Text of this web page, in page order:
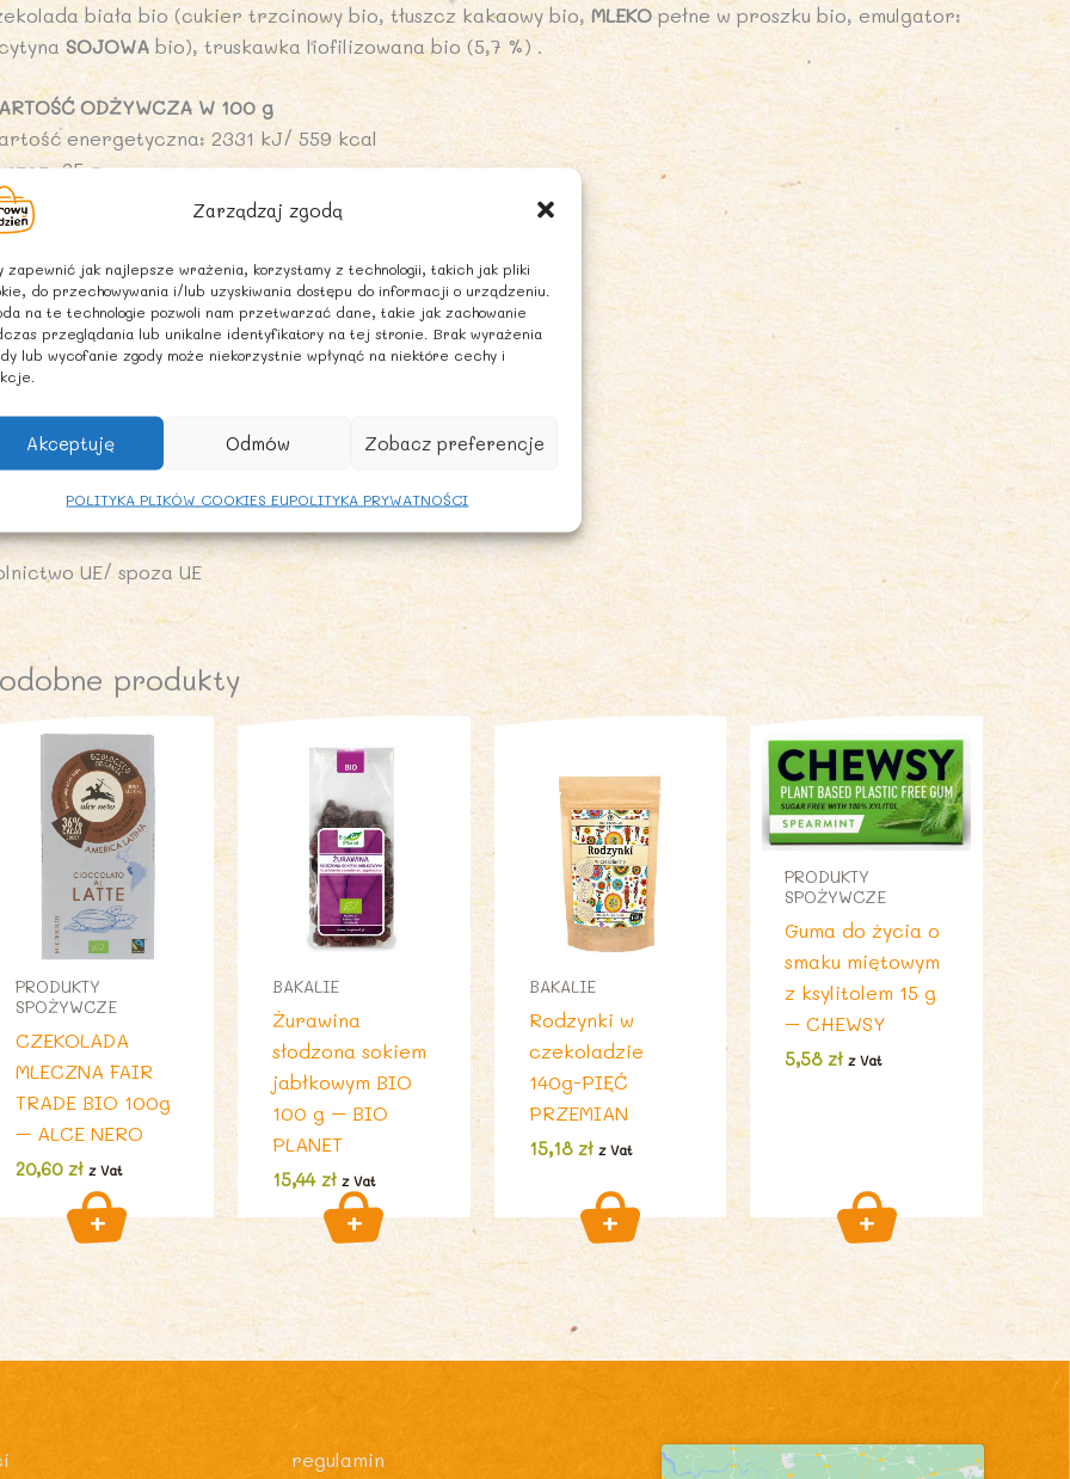
Zarządzaj zgodą
zapewnić jak najlepsze wrażenia, korzystamy z technologii, takich jak pliki
do przechowywania i/lub uzyskiwania dostępu do informacji o urządzeniu.
na te technologie pozwoli nam przetwarzać dane, takie jak zachowanie
przeglądania lub unikalne identyfikatory na tej stronie. Brak wyrażenia
lub wycofanie zgody może niekorzystnie wpłynąć na niektóre cechy i
Akceptuję Odmów Zobacz preferencje
POLITYKA PLIKÓW COOKIES EUPOLITYKA PRYWATNOŚCI
biała bio (cukier trzcinowy bio, tłuszcz kakaowy bio, MLEKO pełne w proszku bio, emulgator:
SOJOWA bio), truskawka liofilizowana bio (5,7 %) .
ODŻYWCZA W 100 g
energetyczna: 2331 kJ/ 559 kcal
35 g
kwasy tłuszczowe nasycone: 21 g
54 g
cukry: 53 g
1,2 g
6,4 g
0,21 g
WARUNKI PRZECHOWYWANIA
w temperaturze pokojowej.
SKŁADNIKÓW:
UE/ spoza UE
produkty
PRODUKTY
SPOŻYWCZE
CZEKOLADA
MLECZNA FAIR
TRADE BIO 100g
– ALCE NERO
20,60zł z Vat
BAKALIE
Żurawina
słodzona sokiem
jabłkowym BIO
100 g – BIO
PLANET
15,44 zł z Vat
BAKALIE
Rodzynki w
czekoladzie
140g-PIĘĆ
PRZEMIAN
15,18 zł z Vat
PRODUKTY
SPOŻYWCZE
Guma do życia o
smaku miętowym
z ksylitolem 15 g
– CHEWSY
5,58zł z Vat
regulamin